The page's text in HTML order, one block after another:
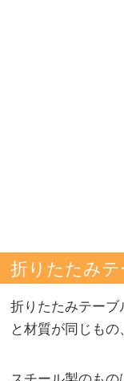
折りたたみ
折りたたみテーブ
と材質が同じもの